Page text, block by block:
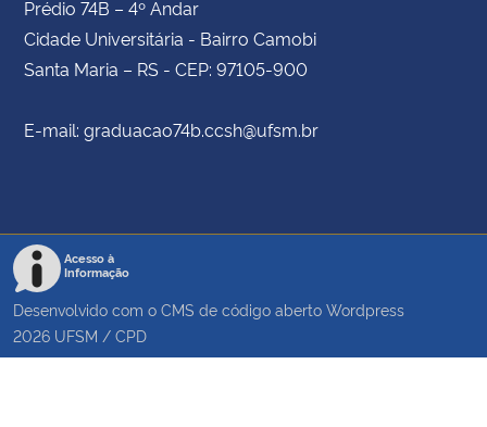
Prédio 74B – 4º Andar
Cidade Universitária - Bairro Camobi
Santa Maria – RS - CEP: 97105-900
E-mail: graduacao74b.ccsh@ufsm.br
Acesso à
Informação
Desenvolvido com o CMS de código aberto Wordpress
2026 UFSM / CPD